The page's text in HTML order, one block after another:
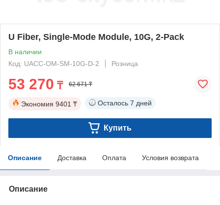
U Fiber, Single-Mode Module, 10G, 2-Pack
В наличии
Код: UACC-OM-SM-10G-D-2
Розница
53 270 ₸ 62 671 ₸
Экономия 9401 ₸ Осталось 7 дней
Купить
Описание Доставка Оплата Условия возврата
Описание